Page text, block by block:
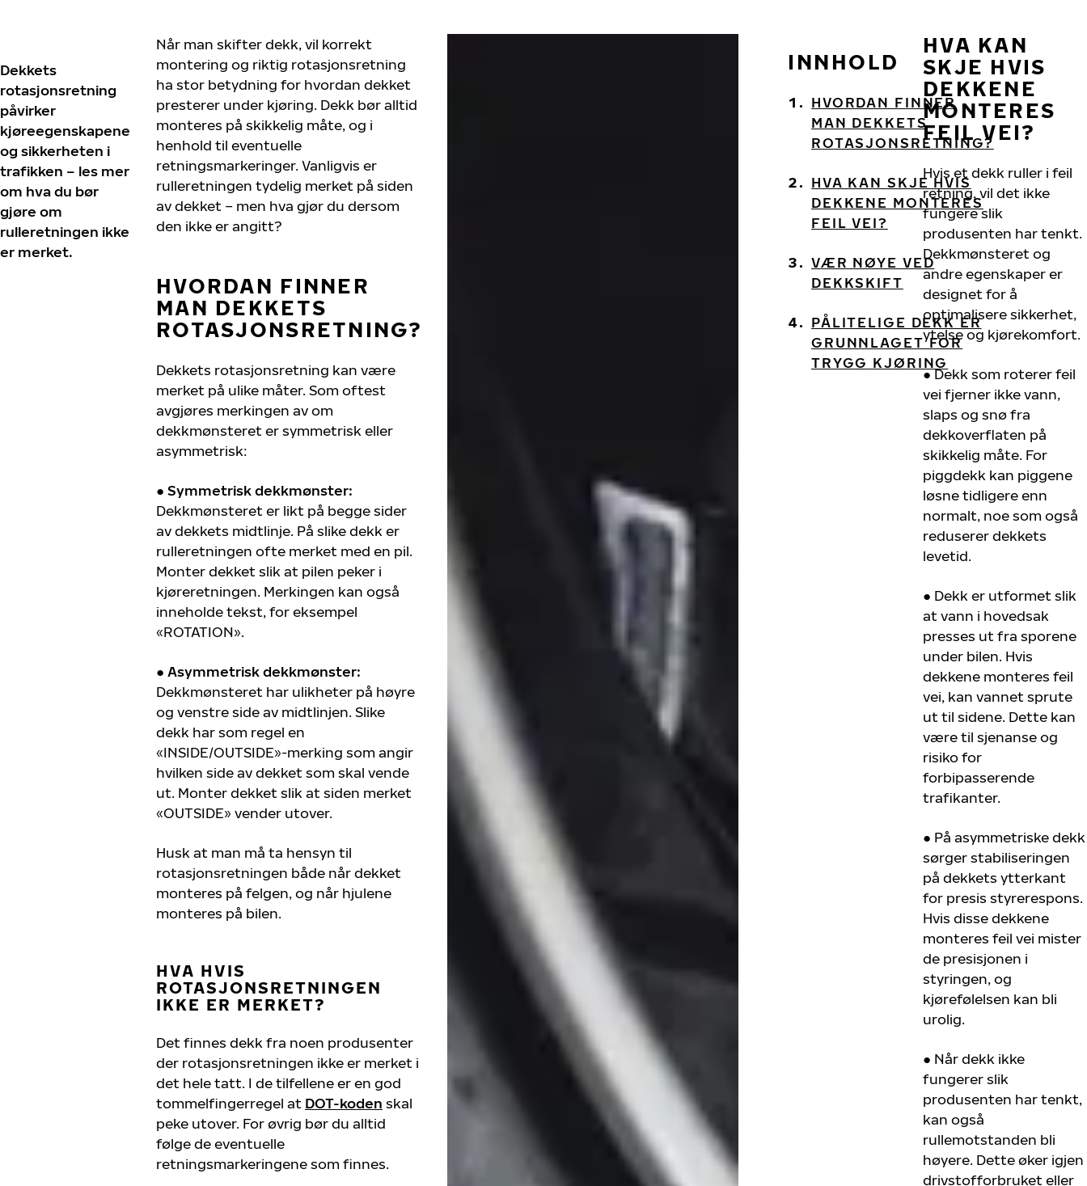
INNHOLD
HVORDAN FINNER
MAN DEKKETS
ROTASJONSRETNING?
HVA KAN SKJE HVIS
DEKKENE MONTERES
FEIL VEI?
VÆR NØYE VED
DEKKSKIFT
PÅLITELIGE DEKK ER
GRUNNLAGET FOR
TRYGG KJØRING
Dekkets
rotasjonsretning
påvirker
kjøreegenskapene
og sikkerheten i
trafikken – les mer
om hva du bør
gjøre om
rulleretningen ikke
er merket.
Når man skifter dekk, vil korrekt
montering og riktig rotasjonsretning
ha stor betydning for hvordan dekket
presterer under kjøring. Dekk bør alltid
monteres på skikkelig måte, og i
henhold til eventuelle
retningsmarkeringer. Vanligvis er
rulleretningen tydelig merket på siden
av dekket – men hva gjør du dersom
den ikke er angitt?
HVORDAN FINNER
MAN DEKKETS
ROTASJONSRETNING?
Dekkets rotasjonsretning kan være
merket på ulike måter. Som oftest
avgjøres merkingen av om
dekkmønsteret er symmetrisk eller
asymmetrisk:
● Symmetrisk dekkmønster:
Dekkmønsteret er likt på begge sider
av dekkets midtlinje. På slike dekk er
rulleretningen ofte merket med en pil.
Monter dekket slik at pilen peker i
kjøreretningen. Merkingen kan også
inneholde tekst, for eksempel
«ROTATION».
● Asymmetrisk dekkmønster:
Dekkmønsteret har ulikheter på høyre
og venstre side av midtlinjen. Slike
dekk har som regel en
«INSIDE/OUTSIDE»-merking som angir
hvilken side av dekket som skal vende
ut. Monter dekket slik at siden merket
«OUTSIDE» vender utover.
Husk at man må ta hensyn til
rotasjonsretningen både når dekket
monteres på felgen, og når hjulene
monteres på bilen.
HVA HVIS
ROTASJONSRETNINGEN
IKKE ER MERKET?
Det finnes dekk fra noen produsenter
der rotasjonsretningen ikke er merket i
det hele tatt. I de tilfellene er en god
tommelfingerregel at DOT-koden skal
peke utover. For øvrig bør du alltid
følge de eventuelle
retningsmarkeringene som finnes.
HVA KAN
SKJE HVIS
DEKKENE
MONTERES
FEIL VEI?
Hvis et dekk ruller i feil
retning, vil det ikke
fungere slik
produsenten har tenkt.
Dekkmønsteret og
andre egenskaper er
designet for å
optimalisere sikkerhet,
ytelse og kjørekomfort.
● Dekk som roterer feil
vei fjerner ikke vann,
slaps og snø fra
dekkoverflaten på
skikkelig måte. For
piggdekk kan piggene
løsne tidligere enn
normalt, noe som også
reduserer dekkets
levetid.
● Dekk er utformet slik
at vann i hovedsak
presses ut fra sporene
under bilen. Hvis
dekkene monteres feil
vei, kan vannet sprute
ut til sidene. Dette kan
være til sjenanse og
risiko for
forbipasserende
trafikanter.
● På asymmetriske dekk
sørger stabiliseringen
på dekkets ytterkant
for presis styrerespons.
Hvis disse dekkene
monteres feil vei mister
de presisjonen i
styringen, og
kjørefølelsen kan bli
urolig.
● Når dekk ikke
fungerer slik
produsenten har tenkt,
kan også
rullemotstanden bli
høyere. Dette øker igjen
drivstofforbruket eller